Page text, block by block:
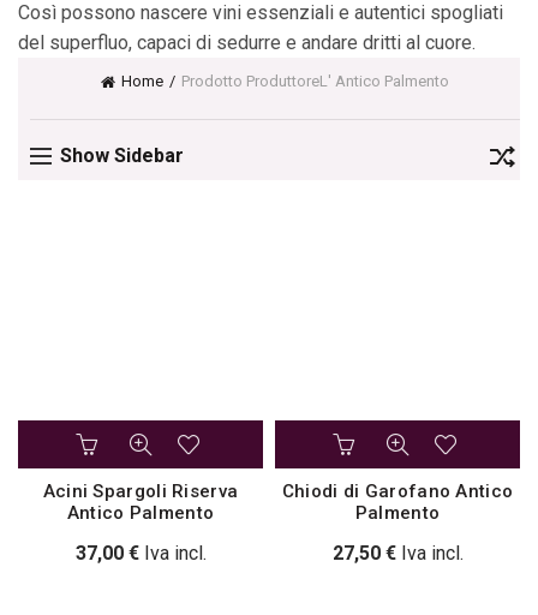
Così possono nascere vini essenziali e autentici spogliati
del superfluo, capaci di sedurre e andare dritti al cuore.
Home Prodotto ProduttoreL' Antico Palmento
Show Sidebar
Acini Spargoli Riserva
Antico Palmento
37,00 € Iva incl.
Chiodi di Garofano Antico
Palmento
27,50 € Iva incl.